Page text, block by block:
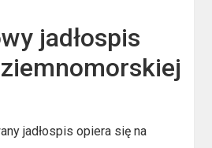
jadłospis
jadłospis opiera się na